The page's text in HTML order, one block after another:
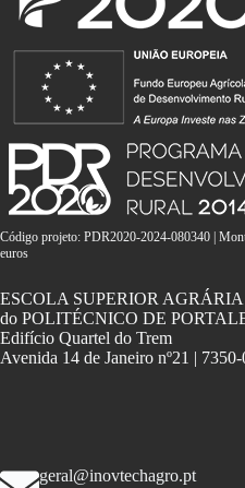
Código projeto: PDR2020-2024-080340 |
euros
ESCOLA SUPERIOR
do POLITÉCNICO DE
Edifício Quartel do Trem
Avenida 14 de Janeiro nº21 |
geral@inovtechagro.pt